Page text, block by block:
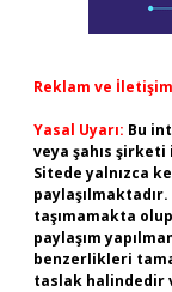
Reklam ve
Yasal Uyarı: Bu
veya şahıs
Sitede yalnızca
taşımamakta
paylaşım
benzerlikleri
taslak halindedir